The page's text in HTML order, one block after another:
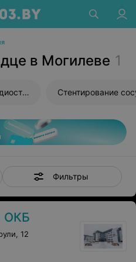
в Могилеве 1
Имплантация электрокардиостимулятора Стентирование
Фильтры
ОКБ
12